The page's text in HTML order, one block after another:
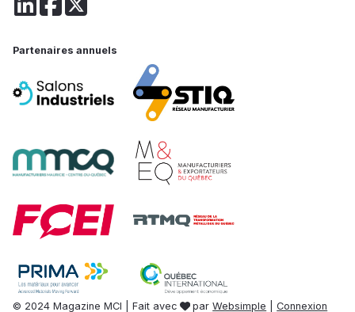
Partenaires annuels
© 2024 Magazine MCI | Fait avec parWebsimple |Connexion